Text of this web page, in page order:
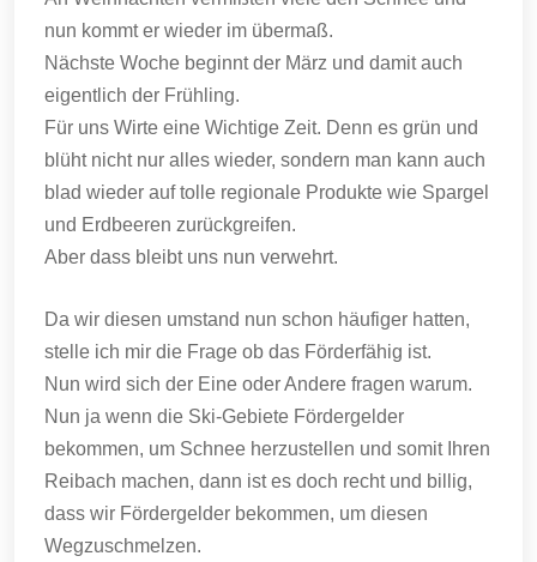
nun kommt er wieder im übermaß.
Nächste Woche beginnt der März und damit auch
eigentlich der Frühling.
Für uns Wirte eine Wichtige Zeit. Denn es grün und
blüht nicht nur alles wieder, sondern man kann auch
blad wieder auf tolle regionale Produkte wie Spargel
und Erdbeeren zurückgreifen.
Aber dass bleibt uns nun verwehrt.
Da wir diesen umstand nun schon häufiger hatten,
stelle ich mir die Frage ob das Förderfähig ist.
Nun wird sich der Eine oder Andere fragen warum.
Nun ja wenn die Ski-Gebiete Fördergelder
bekommen, um Schnee herzustellen und somit Ihren
Reibach machen, dann ist es doch recht und billig,
dass wir Fördergelder bekommen, um diesen
Wegzuschmelzen.